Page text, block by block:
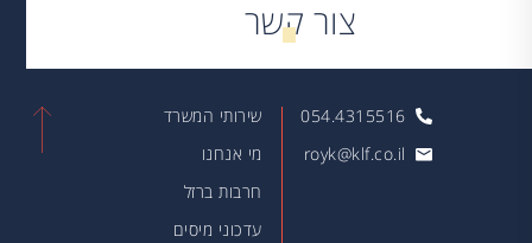
צור קשר
054.4315516
royk@klf.co.il
שירותי המשרד
מי אנחנו
חרבות ברזל
עדכוני מיסים